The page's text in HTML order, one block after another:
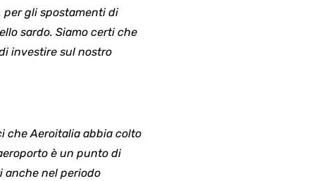
gli spostamenti di
sardo. Siamo certi che
investire sul nostro
che Aeroitalia abbia colto
è un punto di
anche nel periodo